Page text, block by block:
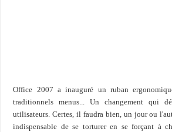
Office 2007 a inauguré un ruban
traditionnels menus... Un changement qui
utilisateurs. Certes, il faudra bien, un jour ou
indispensable de se torturer en se forçant à